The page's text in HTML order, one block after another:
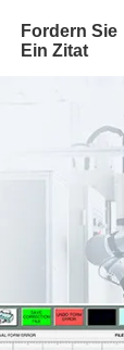
Fordern Sie
Ein Zitat